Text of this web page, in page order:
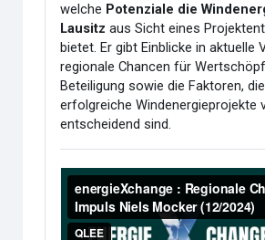
welche Potenziale die
Lausitz aus Sicht eines
bietet. Er gibt Einblicke in aktuelle
regionale Chancen für
Beteiligung sowie die Faktoren,
erfolgreiche Windenergieprojekte
entscheidend sind.